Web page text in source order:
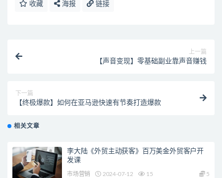
收藏 海报 链接
上一篇
【声音变现】零基础副业靠声音赚钱
下一篇
【终极爆款】如何在亚马逊快速有节奏打造爆款
相关文章
李大陆《外贸主动获客》百万美金外贸客户开
发课
市场营销 2024-07-12 15 5